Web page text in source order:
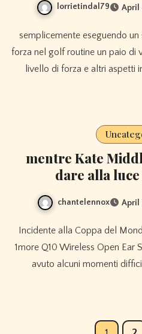
lorrietindal79 April
semplicemente eseguendo un semplice allenamento per la
forza nel golf routine un paio di
livello di forza e altri aspetti
mentre Kate
dare alla
chantelennox April
Incidente alla Coppa del Mondo 1998: Cuffie True Wireless
1more Q10 Wireless Open Ear
avuto alcuni momenti